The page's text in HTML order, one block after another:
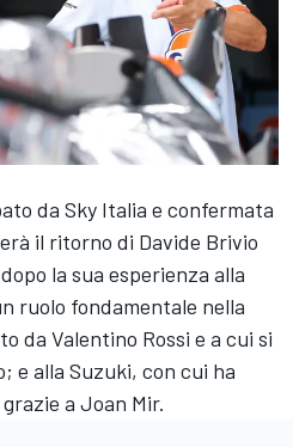
da Sky Italia e confermata
il ritorno di Davide Brivio
la sua esperienza alla
ruolo fondamentale nella
da Valentino Rossi e a cui si
; e alla Suzuki, con cui ha
a Joan Mir.